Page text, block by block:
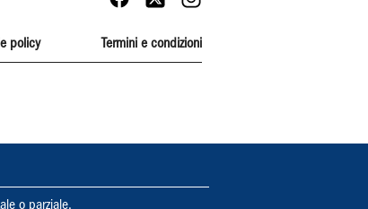
policy Termini e condizioni
o parziale.